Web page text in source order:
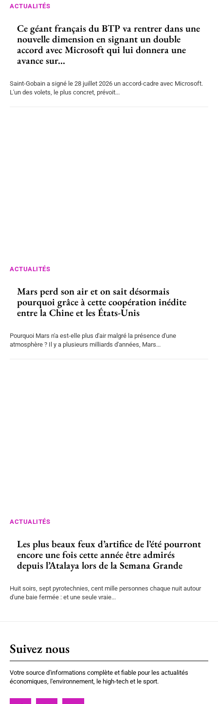
ACTUALITÉS
Ce géant français du BTP va rentrer dans une
nouvelle dimension en signant un double
accord avec Microsoft qui lui donnera une
avance sur...
Saint-Gobain a signé le 28 juillet 2026 un accord-cadre avec Microsoft.
L'un des volets, le plus concret, prévoit...
ACTUALITÉS
Mars perd son air et on sait désormais
pourquoi grâce à cette coopération inédite
entre la Chine et les États-Unis
Pourquoi Mars n'a est-elle plus d'air malgré la présence d'une
atmosphère ? Il y a plusieurs milliards d'années, Mars...
ACTUALITÉS
Les plus beaux feux d’artifice de l’été pourront
encore une fois cette année être admirés
depuis l’Atalaya lors de la Semana Grande
Huit soirs, sept pyrotechnies, cent mille personnes chaque nuit autour
d'une baie fermée : et une seule vraie...
Suivez nous
Votre source d'informations complète et fiable pour les actualités
économiques, l'environnement, le high-tech et le sport.